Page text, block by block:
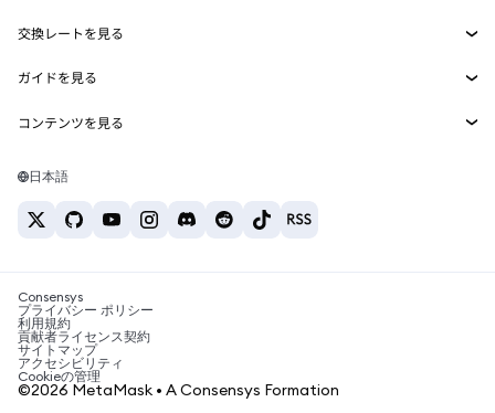
MetaMask Connect
Snaps
Web3サービス
セキュリティ
サポート
キャリア
お問い合わせ
イーサリアムの価格
Solanaの価格
Tetherの価格
交換レートを見る
ETH→USD
USDT→INR
BTC→INR
ETH→USDT
ガイドを見る
ETHの購入
USDTの購入
SHIBの購入
BNBの購入
コンテンツを見る
Solanaウォレット
税制関連ニュース
暗号資産の購入方法は？
ビットコインを売るには？
日本語
Consensys
プライバシー ポリシー
利用規約
貢献者ライセンス契約
サイトマップ
アクセシビリティ
Cookieの管理
©2026 MetaMask • A Consensys Formation